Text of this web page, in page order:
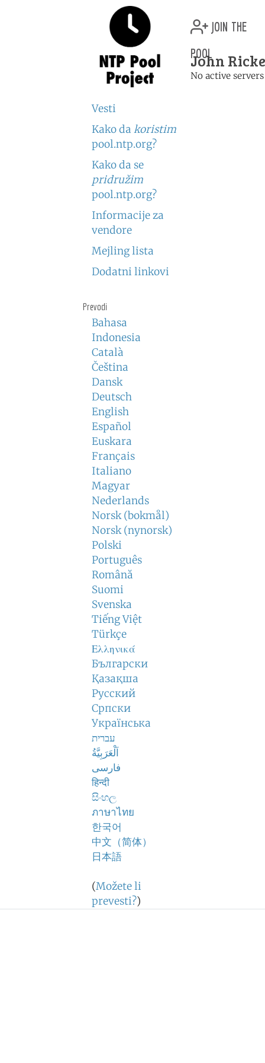
Vesti
Kako da koristim
pool.ntp.org?
Kako da se
pridružim
pool.ntp.org?
Informacije za
vendore
Mejling lista
Dodatni linkovi
Prevodi
Bahasa
Indonesia
Català
Čeština
Dansk
Deutsch
English
Español
Euskara
Français
Italiano
Magyar
Nederlands
Norsk (bokmål)
Norsk (nynorsk)
Polski
Português
Română
Suomi
Svenska
Tiếng Việt
Türkçe
Ελληνικά
Български
Қазақша
Русский
Српски
Українська
עברית
اَلْعَرَبِيَّةُ
فارسی
हिन्दी
සිංහල
ภาษาไทย
한국어
中文（简体）
日本語
(Možete li
prevesti?)
join the
pool
John
No active servers